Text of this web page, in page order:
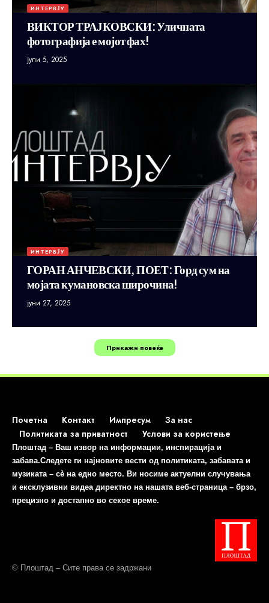
ИНТЕРВЈУ
ВИКТОР ТРАЈКОВСКИ: Уличната
фотографија е мојот фах!
јули 5, 2025
ИНТЕРВЈУ
ГОРАН АНЧЕВСКИ, ПОЕТ: Горд сум на
мојата кумановска широчина!
јуни 27, 2025
Прикажи повеќе
Почетна Контакт Импресум
За нас
Политиката за приватност
Услови за користење
Плоштад – Ваш извор на информации, инспирација и
забава.Следете ги најновите вести од политиката, забавата и
музиката – сè на едно место. Ви носиме актуелни случувања
и ексклузивни видеа директно на нашата веб-страница – брзо,
прецизно и достапно во секое време.
© Плоштад – Сите права се задржани